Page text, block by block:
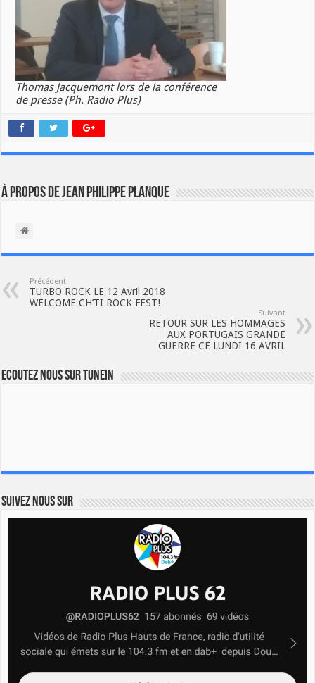
Thomas Jacquemont lors de la conférence
de presse (Ph. Radio Plus)
À propos de Jean Philippe Planque
Précédent
TURBO ROCK LE 12 Avril 2018
WELCOME CH’TI ROCK FEST!
Suivant
RETOUR SUR LES HOMMAGES
AUX PORTUGAIS GRANDE
GUERRE CE LUNDI 16 AVRIL
Ecoutez nous sur TuneIn
Suivez nous sur